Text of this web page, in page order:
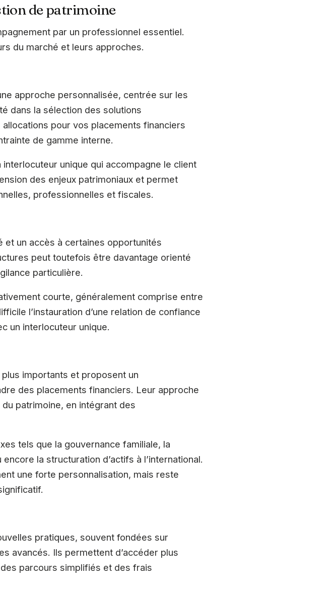
de patrimoine
par un professionnel essentiel.
du marché et leurs approches.
approche personnalisée, centrée sur les
dans la sélection des solutions
pour vos placements financiers
de gamme interne.
unique qui accompagne le client
des enjeux patrimoniaux et permet
professionnelles et fiscales.
un accès à certaines opportunités
peut toutefois être davantage orienté
particulière.
courte, généralement comprise entre
l’instauration d’une relation de confiance
un interlocuteur unique.
importants et proposent un
des placements financiers. Leur approche
patrimoine, en intégrant des
tels que la gouvernance familiale, la
la structuration d’actifs à l’international.
une forte personnalisation, mais reste
pratiques, souvent fondées sur
avancés. Ils permettent d’accéder plus
parcours simplifiés et des frais